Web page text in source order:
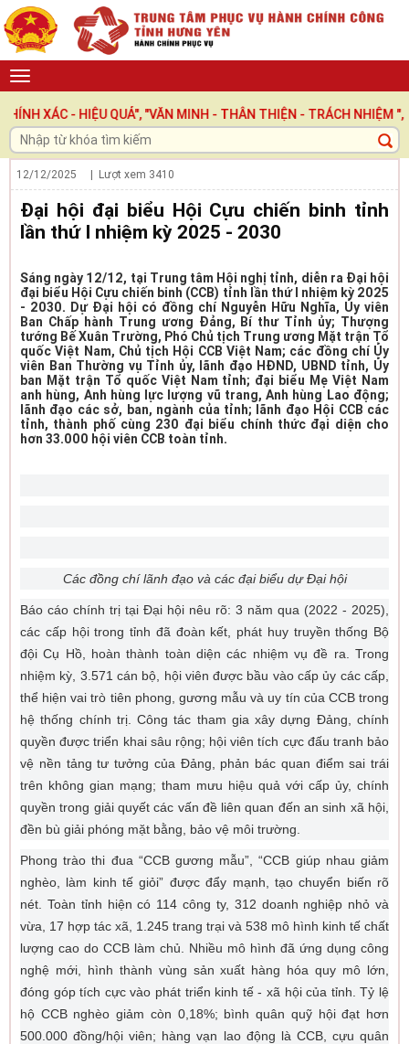
QUẢ", "VĂN MINH - THÂN THIỆN - TRÁCH NHIỆM ", LẤY
12/12/2025 | Lượt xem 3410
Đại hội đại biểu Hội Cựu chiến binh tỉnh
lần thứ I nhiệm kỳ 2025 - 2030
Sáng ngày 12/12, tại Trung tâm Hội nghị tỉnh, diễn ra Đại hội
đại biểu Hội Cựu chiến binh (CCB) tỉnh lần thứ I nhiệm kỳ 2025
- 2030. Dự Đại hội có đồng chí Nguyễn Hữu Nghĩa, Ủy viên
Ban Chấp hành Trung ương Đảng, Bí thư Tỉnh ủy; Thượng
tướng Bế Xuân Trường, Phó Chủ tịch Trung ương Mặt trận Tổ
quốc Việt Nam, Chủ tịch Hội CCB Việt Nam; các đồng chí Ủy
viên Ban Thường vụ Tỉnh ủy, lãnh đạo HĐND, UBND tỉnh, Ủy
ban Mặt trận Tổ quốc Việt Nam tỉnh; đại biểu Mẹ Việt Nam
anh hùng, Anh hùng lực lượng vũ trang, Anh hùng Lao động;
lãnh đạo các sở, ban, ngành của tỉnh; lãnh đạo Hội CCB các
tỉnh, thành phố cùng 230 đại biểu chính thức đại diện cho
hơn 33.000 hội viên CCB toàn tỉnh.
Các đồng chí lãnh đạo và các đại biểu dự Đại hội
Báo cáo chính trị tại Đại hội nêu rõ: 3 năm qua (2022 - 2025),
các cấp hội trong tỉnh đã đoàn kết, phát huy truyền thống Bộ
đội Cụ Hồ, hoàn thành toàn diện các nhiệm vụ đề ra. Trong
nhiệm kỳ, 3.571 cán bộ, hội viên được bầu vào cấp ủy các cấp,
thể hiện vai trò tiên phong, gương mẫu và uy tín của CCB trong
hệ thống chính trị. Công tác tham gia xây dựng Đảng, chính
quyền được triển khai sâu rộng; hội viên tích cực đấu tranh bảo
vệ nền tảng tư tưởng của Đảng, phản bác quan điểm sai trái
trên không gian mạng; tham mưu hiệu quả với cấp ủy, chính
quyền trong giải quyết các vấn đề liên quan đến an sinh xã hội,
đền bù giải phóng mặt bằng, bảo vệ môi trường.
Phong trào thi đua “CCB gương mẫu”, “CCB giúp nhau giảm
nghèo, làm kinh tế giỏi” được đẩy mạnh, tạo chuyển biến rõ
nét. Toàn tỉnh hiện có 114 công ty, 312 doanh nghiệp nhỏ và
vừa, 17 hợp tác xã, 1.245 trang trại và 538 mô hình kinh tế chất
lượng cao do CCB làm chủ. Nhiều mô hình đã ứng dụng công
nghệ mới, hình thành vùng sản xuất hàng hóa quy mô lớn,
đóng góp tích cực vào phát triển kinh tế - xã hội của tỉnh. Tỷ lệ
hộ CCB nghèo giảm còn 0,18%; bình quân quỹ hội đạt hơn
500.000 đồng/hội viên; hàng vạn lao động là CCB, cựu quân